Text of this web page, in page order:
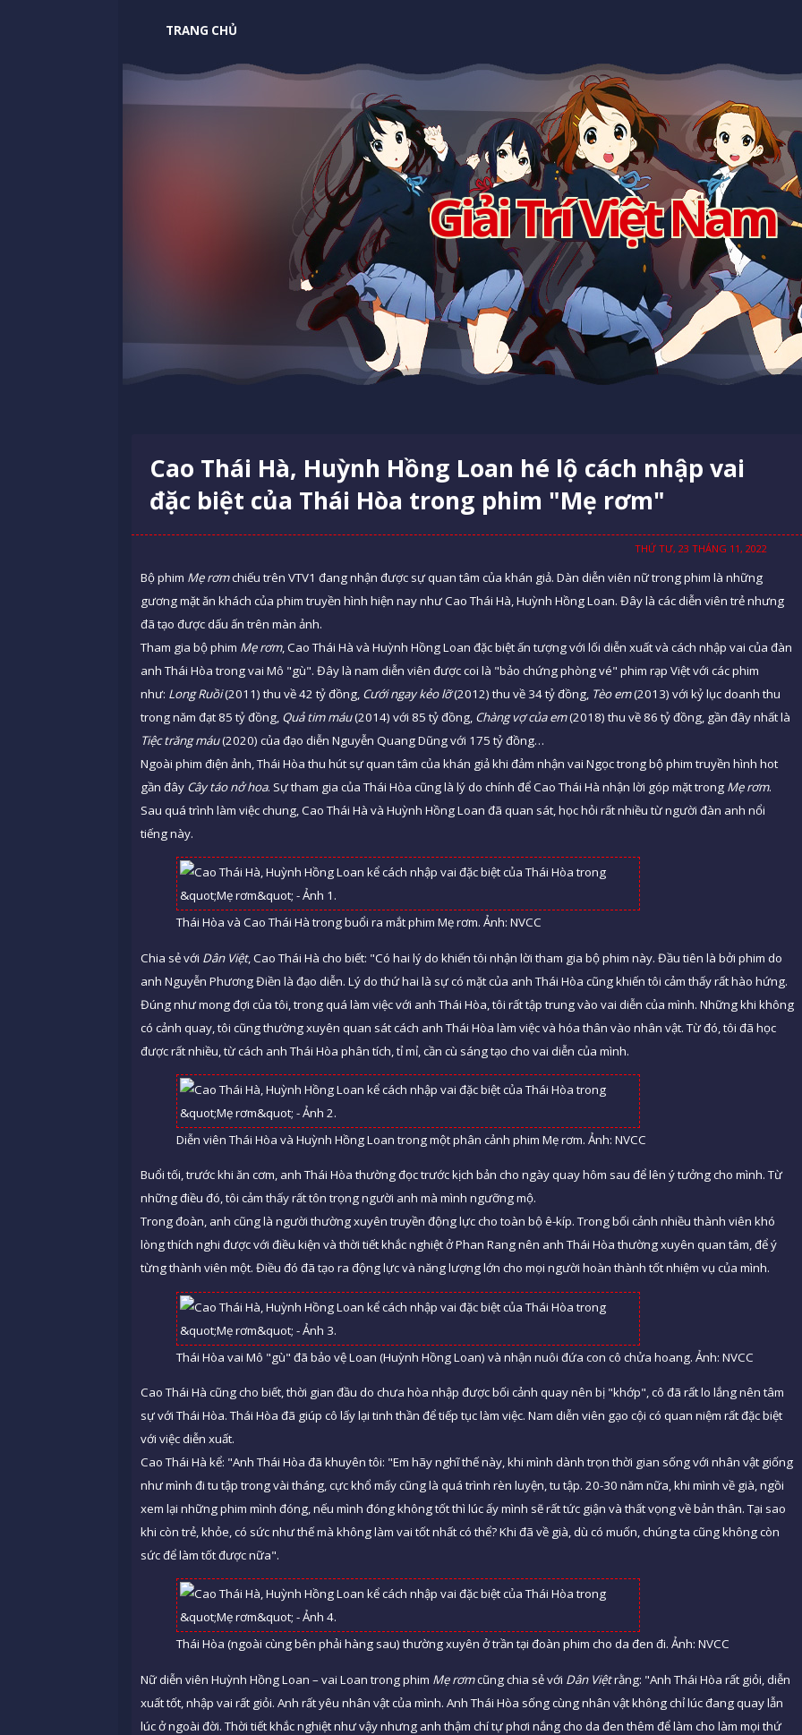
TRANG CHỦ
Giải Trí Việt Nam
Cao Thái Hà, Huỳnh Hồng Loan hé lộ cách nhập vai
đặc biệt của Thái Hòa trong phim "Mẹ rơm"
THỨ TƯ, 23 THÁNG 11, 2022
Bộ phim Mẹ rơmchiếu trên VTV1 đang nhận được sự quan tâm của khán giả. Dàn diễn viên nữ trong phim là những
gương mặt ăn khách của phim truyền hình hiện nay như Cao Thái Hà, Huỳnh Hồng Loan. Đây là các diễn viên trẻ nhưng
đã tạo được dấu ấn trên màn ảnh.
Tham gia bộ phim Mẹ rơm, Cao Thái Hà và Huỳnh Hồng Loan đặc biệt ấn tượng với lối diễn xuất và cách nhập vai của đàn
anh Thái Hòa trong vai Mô "gù". Đây là nam diễn viên được coi là "bảo chứng phòng vé" phim rạp Việt với các phim
như: Long Ruồi(2011) thu về 42 tỷ đồng, Cưới ngay kẻo lỡ(2012) thu về 34 tỷ đồng, Tèo em(2013) với kỷ lục doanh thu
trong năm đạt 85 tỷ đồng, Quả tim máu(2014) với 85 tỷ đồng, Chàng vợ của em(2018) thu về 86 tỷ đồng, gần đây nhất là
Tiệc trăng máu(2020) của đạo diễn Nguyễn Quang Dũng với 175 tỷ đồng…
Ngoài phim điện ảnh, Thái Hòa thu hút sự quan tâm của khán giả khi đảm nhận vai Ngọc trong bộ phim truyền hình hot
gần đây Cây táo nở hoa. Sự tham gia của Thái Hòa cũng là lý do chính để Cao Thái Hà nhận lời góp mặt trong Mẹ rơm.
Sau quá trình làm việc chung, Cao Thái Hà và Huỳnh Hồng Loan đã quan sát, học hỏi rất nhiều từ người đàn anh nổi
tiếng này.
Thái Hòa và Cao Thái Hà trong buổi ra mắt phim Mẹ rơm. Ảnh: NVCC
Chia sẻ với Dân Việt, Cao Thái Hà cho biết: "Có hai lý do khiến tôi nhận lời tham gia bộ phim này. Đầu tiên là bởi phim do
anh Nguyễn Phương Điền là đạo diễn. Lý do thứ hai là sự có mặt của anh Thái Hòa cũng khiến tôi cảm thấy rất hào hứng.
Đúng như mong đợi của tôi, trong quá làm việc với anh Thái Hòa, tôi rất tập trung vào vai diễn của mình. Những khi không
có cảnh quay, tôi cũng thường xuyên quan sát cách anh Thái Hòa làm việc và hóa thân vào nhân vật. Từ đó, tôi đã học
được rất nhiều, từ cách anh Thái Hòa phân tích, tỉ mỉ, cần cù sáng tạo cho vai diễn của mình.
Diễn viên Thái Hòa và Huỳnh Hồng Loan trong một phân cảnh phim Mẹ rơm. Ảnh: NVCC
Buổi tối, trước khi ăn cơm, anh Thái Hòa thường đọc trước kịch bản cho ngày quay hôm sau để lên ý tưởng cho mình. Từ
những điều đó, tôi cảm thấy rất tôn trọng người anh mà mình ngưỡng mộ.
Trong đoàn, anh cũng là người thường xuyên truyền động lực cho toàn bộ ê-kíp. Trong bối cảnh nhiều thành viên khó
lòng thích nghi được với điều kiện và thời tiết khắc nghiệt ở Phan Rang nên anh Thái Hòa thường xuyên quan tâm, để ý
từng thành viên một. Điều đó đã tạo ra động lực và năng lượng lớn cho mọi người hoàn thành tốt nhiệm vụ của mình.
Thái Hòa vai Mô "gù" đã bảo vệ Loan (Huỳnh Hồng Loan) và nhận nuôi đứa con cô chửa hoang. Ảnh: NVCC
Cao Thái Hà cũng cho biết, thời gian đầu do chưa hòa nhập được bối cảnh quay nên bị "khớp", cô đã rất lo lắng nên tâm
sự với Thái Hòa. Thái Hòa đã giúp cô lấy lại tinh thần để tiếp tục làm việc. Nam diễn viên gạo cội có quan niệm rất đặc biệt
với việc diễn xuất.
Cao Thái Hà kể: "Anh Thái Hòa đã khuyên tôi: "Em hãy nghĩ thế này, khi mình dành trọn thời gian sống với nhân vật giống
như mình đi tu tập trong vài tháng, cực khổ mấy cũng là quá trình rèn luyện, tu tập. 20-30 năm nữa, khi mình về già, ngồi
xem lại những phim mình đóng, nếu mình đóng không tốt thì lúc ấy mình sẽ rất tức giận và thất vọng về bản thân. Tại sao
khi còn trẻ, khỏe, có sức như thế mà không làm vai tốt nhất có thể? Khi đã về già, dù có muốn, chúng ta cũng không còn
sức để làm tốt được nữa".
Thái Hòa (ngoài cùng bên phải hàng sau) thường xuyên ở trần tại đoàn phim cho da đen đi. Ảnh: NVCC
Nữ diễn viên Huỳnh Hồng Loan – vai Loan trong phim Mẹ rơmcũng chia sẻ với Dân Việtrằng: "Anh Thái Hòa rất giỏi, diễn
xuất tốt, nhập vai rất giỏi. Anh rất yêu nhân vật của mình. Anh Thái Hòa sống cùng nhân vật không chỉ lúc đang quay lẫn
lúc ở ngoài đời. Thời tiết khắc nghiệt như vậy nhưng anh thậm chí tự phơi nắng cho da đen thêm để làm cho làm mọi thứ